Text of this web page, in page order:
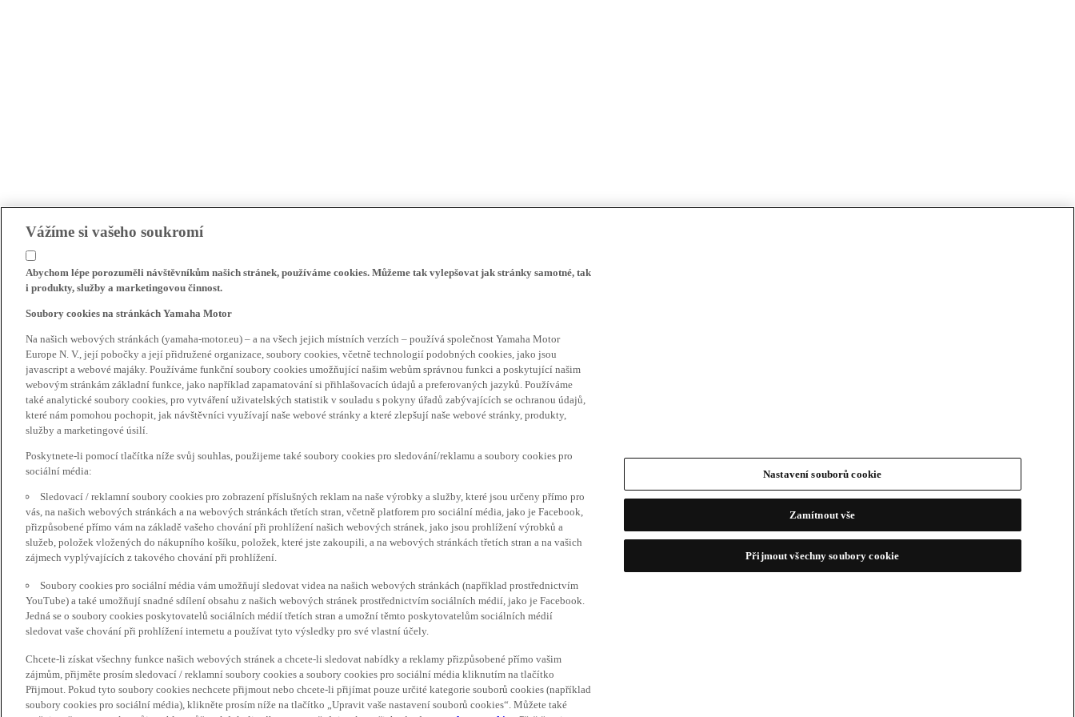
Vážíme si vašeho soukromí
Abychom lépe porozuměli návštěvníkům našich stránek, používáme cookies. Můžeme tak vylepšovat jak stránky samotné, tak
i produkty, služby a marketingovou činnost.
Soubory cookies na stránkách Yamaha Motor
Na našich webových stránkách (yamaha-motor.eu) – a na všech jejich místních verzích – používá společnost Yamaha Motor
Europe N. V., její pobočky a její přidružené organizace, soubory cookies, včetně technologií podobných cookies, jako jsou
javascript a webové majáky. Používáme funkční soubory cookies umožňující našim webům správnou funkci a poskytující našim
webovým stránkám základní funkce, jako například zapamatování si přihlašovacích údajů a preferovaných jazyků. Používáme
také analytické soubory cookies, pro vytváření uživatelských statistik v souladu s pokyny úřadů zabývajících se ochranou údajů,
které nám pomohou pochopit, jak návštěvníci využívají naše webové stránky a které zlepšují naše webové stránky, produkty,
služby a marketingové úsilí.
Poskytnete-li pomocí tlačítka níže svůj souhlas, použijeme také soubory cookies pro sledování/reklamu a soubory cookies pro
sociální média:
Sledovací / reklamní soubory cookies pro zobrazení příslušných reklam na naše výrobky a služby, které jsou určeny přímo pro
vás, na našich webových stránkách a na webových stránkách třetích stran, včetně platforem pro sociální média, jako je Facebook,
přizpůsobené přímo vám na základě vašeho chování při prohlížení našich webových stránek, jako jsou prohlížení výrobků a
služeb, položek vložených do nákupního košíku, položek, které jste zakoupili, a na webových stránkách třetích stran a na vašich
zájmech vyplývajících z takového chování při prohlížení.
Soubory cookies pro sociální média vám umožňují sledovat videa na našich webových stránkách (například prostřednictvím
YouTube) a také umožňují snadné sdílení obsahu z našich webových stránek prostřednictvím sociálních médií, jako je Facebook.
Jedná se o soubory cookies poskytovatelů sociálních médií třetích stran a umožní těmto poskytovatelům sociálních médií
sledovat vaše chování při prohlížení internetu a používat tyto výsledky pro své vlastní účely.
Chcete-li získat všechny funkce našich webových stránek a chcete-li sledovat nabídky a reklamy přizpůsobené přímo vašim
zájmům, přijměte prosím sledovací / reklamní soubory cookies a soubory cookies pro sociální média kliknutím na tlačítko
Přijmout. Pokud tyto soubory cookies nechcete přijmout nebo chcete-li přijímat pouze určité kategorie souborů cookies (například
soubory cookies pro sociální média), klikněte prosím níže na tlačítko „Upravit vaše nastavení souborů cookies“. Můžete také
Nastavení souborů cookie
Zamítnout vše
Přijmout všechny soubory cookie